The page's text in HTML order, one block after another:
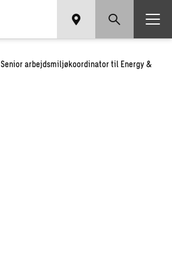
Senior arbejdsmiljøkoordinator til Energy &